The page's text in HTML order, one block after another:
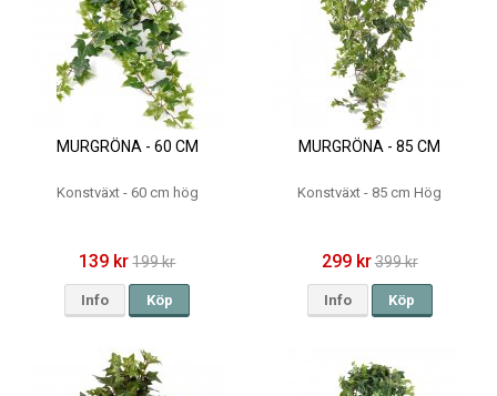
MURGRÖNA - 60 CM
Konstväxt - 60 cm hög
139 kr 199 kr
Info Köp
MURGRÖNA - 85 CM
Konstväxt - 85 cm Hög
299 kr399 kr
Info Köp